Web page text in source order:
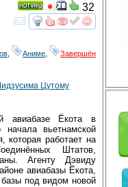
смотретьинтересует
32
Аниме Завершён
Цутому
авиабазе Ёкота в
вьетнамской
работает на
Штатов,
Агенту Дэвиду
авиабазы Ёкота,
под видом новой